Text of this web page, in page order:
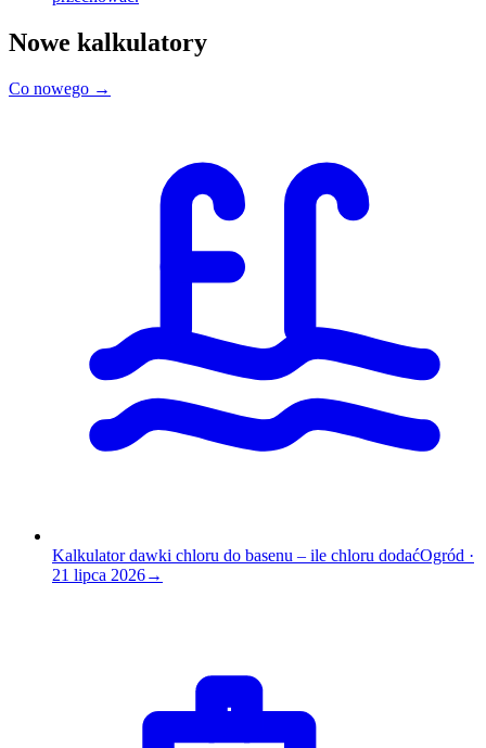
Nowe kalkulatory
Co nowego →
Kalkulator dawki chloru do basenu – ile chloru dodaćOgród ·
21 lipca 2026→